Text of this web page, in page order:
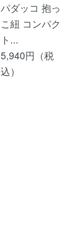
パダッコ 抱っ
こ紐 コンパク
ト...
5,940円（税
込）